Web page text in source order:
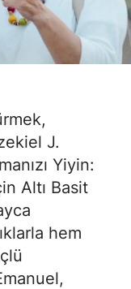
J.
Yiyin:
Altı Basit
hem